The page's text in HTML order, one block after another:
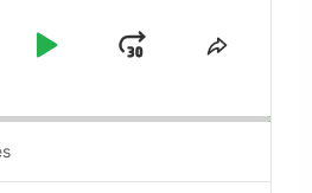
Play
JumpShare